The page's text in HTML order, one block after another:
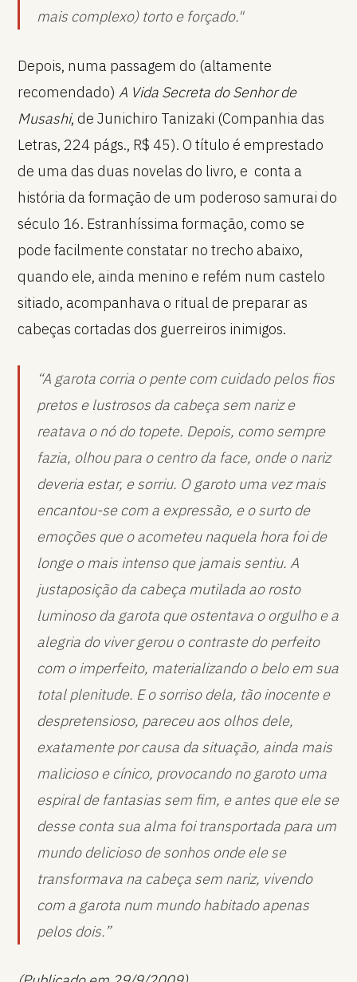
mais complexo) torto e forçado."
Depois, numa passagem do (altamente
recomendado) A Vida Secreta do Senhor de
Musashi, de Junichiro Tanizaki (Companhia das
Letras, 224 págs., R$ 45). O título é emprestado
de uma das duas novelas do livro, e conta a
história da formação de um poderoso samurai do
século 16. Estranhíssima formação, como se
pode facilmente constatar no trecho abaixo,
quando ele, ainda menino e refém num castelo
sitiado, acompanhava o ritual de preparar as
cabeças cortadas dos guerreiros inimigos.
“A garota corria o pente com cuidado pelos fios
pretos e lustrosos da cabeça sem nariz e
reatava o nó do topete. Depois, como sempre
fazia, olhou para o centro da face, onde o nariz
deveria estar, e sorriu. O garoto uma vez mais
encantou-se com a expressão, e o surto de
emoções que o acometeu naquela hora foi de
longe o mais intenso que jamais sentiu. A
justaposição da cabeça mutilada ao rosto
luminoso da garota que ostentava o orgulho e a
alegria do viver gerou o contraste do perfeito
com o imperfeito, materializando o belo em sua
total plenitude. E o sorriso dela, tão inocente e
despretensioso, pareceu aos olhos dele,
exatamente por causa da situação, ainda mais
malicioso e cínico, provocando no garoto uma
espiral de fantasias sem fim, e antes que ele se
desse conta sua alma foi transportada para um
mundo delicioso de sonhos onde ele se
transformava na cabeça sem nariz, vivendo
com a garota num mundo habitado apenas
pelos dois.”